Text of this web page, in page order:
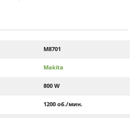
M8701
Makita
800 W
1200 об./мин.